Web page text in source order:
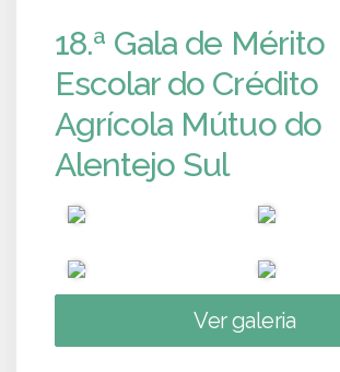
18.ª Gala de Mérito
Escolar do Crédito
Agrícola Mútuo do
Alentejo Sul
Ver galeria